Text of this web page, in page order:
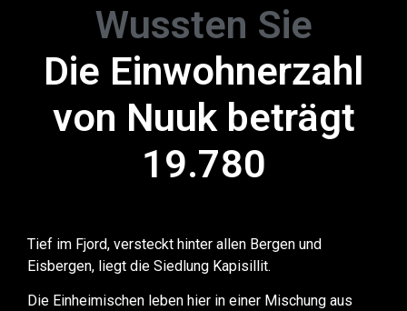
Wussten Sie
Die Einwohnerzahl
von Nuuk beträgt
19.780
Tief im Fjord, versteckt hinter allen Bergen und
Eisbergen, liegt die Siedlung Kapisillit.
Die Einheimischen leben hier in einer Mischung aus